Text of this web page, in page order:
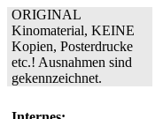
ORIGINAL
Kinomaterial, KEINE
Kopien, Posterdrucke
etc.! Ausnahmen sind
gekennzeichnet.